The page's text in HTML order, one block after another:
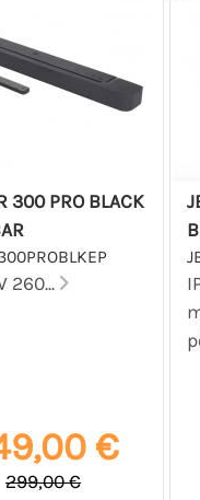
300 PRO BLACK
260...
€
299,00 €